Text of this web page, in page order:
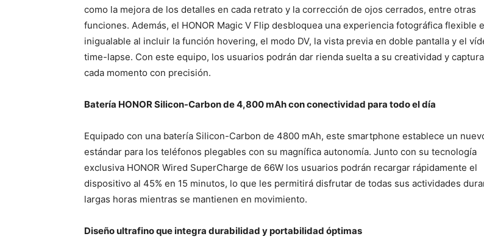
como la mejora de los detalles en cada retrato y la corrección de ojos cerrados, entre otras
funciones. Además, el HONOR Magic V Flip desbloquea una experiencia fotográfica flexible e
inigualable al incluir la función hovering, el modo DV, la vista previa en doble pantalla y el
time-lapse. Con este equipo, los usuarios podrán dar rienda suelta a su creatividad y
cada momento con precisión.
Batería HONOR Silicon-Carbon de 4,800 mAh con conectividad para todo el día
Equipado con una batería Silicon-Carbon de 4800 mAh, este smartphone establece un
estándar para los teléfonos plegables con su magnífica autonomía. Junto con su tecnología
exclusiva HONOR Wired SuperCharge de 66W los usuarios podrán recargar rápidamente el
dispositivo al 45% en 15 minutos, lo que les permitirá disfrutar de todas sus actividades
largas horas mientras se mantienen en movimiento.
Diseño ultrafino que integra durabilidad y portabilidad óptimas